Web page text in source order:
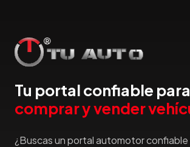
Tu portal confiable para
comprar y vender
¿Buscas un portal automotor confiable